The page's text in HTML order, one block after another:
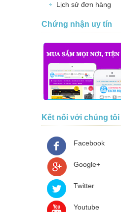
Lịch sử đơn hàng
Chứng nhận uy tín
Kết nối với chúng tôi
Facebook
Google+
Twitter
Youtube